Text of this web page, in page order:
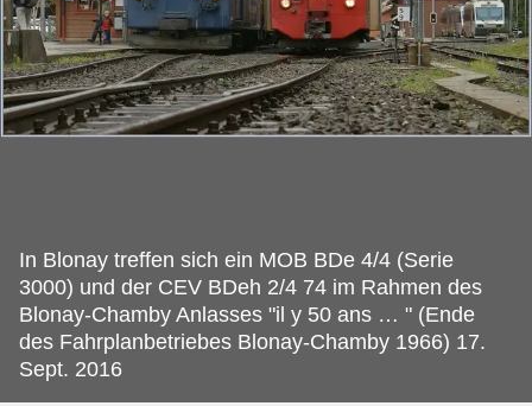
In Blonay treffen sich ein MOB BDe 4/4 (Serie
3000) und der CEV BDeh 2/4 74 im Rahmen des
Blonay-Chamby Anlasses "il y 50 ans … " (Ende
des Fahrplanbetriebes Blonay-Chamby 1966) 17.
Sept. 2016